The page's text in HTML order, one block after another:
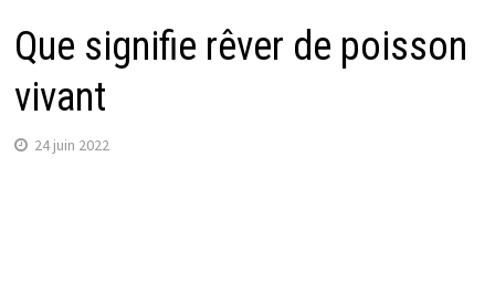
Que signifie rêver de poisson
vivant
24 juin 2022